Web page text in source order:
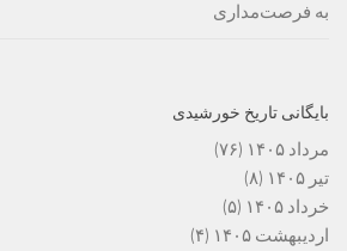
به فرصت‌مداری
بایگانی تاریخ خورشیدی
مرداد ۱۴۰۵
(۷۶)
تیر ۱۴۰۵
(۸)
خرداد ۱۴۰۵
(۵)
اردیبهشت ۱۴۰۵
(۴)